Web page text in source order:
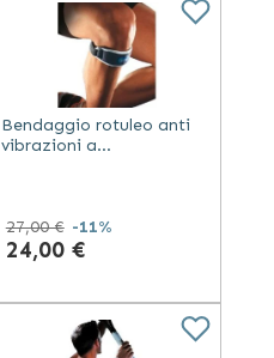
Bendaggio rotuleo anti
vibrazioni a
27,00 € -11%
24,00 €